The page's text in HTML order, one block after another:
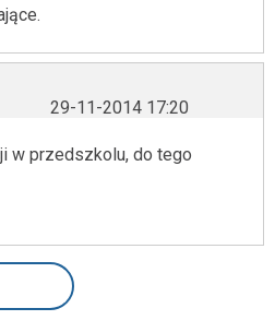
29-11-2014 17:20
w przedszkolu, do tego